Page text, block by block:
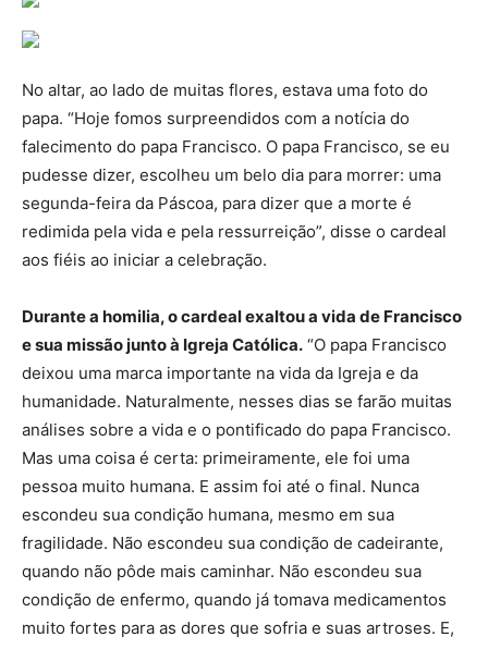
No altar, ao lado de muitas flores, estava uma foto do
papa. “Hoje fomos surpreendidos com a notícia do
falecimento do papa Francisco. O papa Francisco, se eu
pudesse dizer, escolheu um belo dia para morrer: uma
segunda-feira da Páscoa, para dizer que a morte é
redimida pela vida e pela ressurreição”, disse o cardeal
aos fiéis ao iniciar a celebração.
Durante a homilia, o cardeal exaltou a vida de Francisco
e sua missão junto à Igreja Católica. “O papa Francisco
deixou uma marca importante na vida da Igreja e da
humanidade. Naturalmente, nesses dias se farão muitas
análises sobre a vida e o pontificado do papa Francisco.
Mas uma coisa é certa: primeiramente, ele foi uma
pessoa muito humana. E assim foi até o final. Nunca
escondeu sua condição humana, mesmo em sua
fragilidade. Não escondeu sua condição de cadeirante,
quando não pôde mais caminhar. Não escondeu sua
condição de enfermo, quando já tomava medicamentos
muito fortes para as dores que sofria e suas artroses. E,